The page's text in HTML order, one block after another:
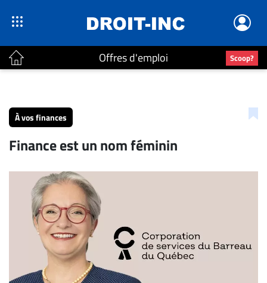
Offres d'emploi Scoop?
Accueil
Continu
Bureaux
Conseillers
Juridiques
Campus
Carrière
Archives
À vos finances
Finance est un nom féminin